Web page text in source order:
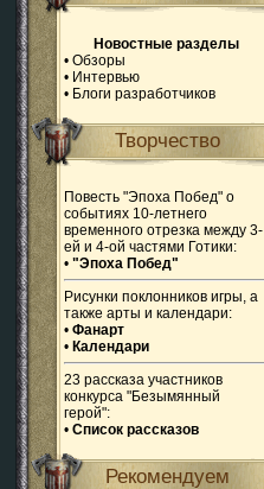
Новостные разделы
• Обзоры
• Интервью
• Блоги разработчиков
Творчество
Повесть "Эпоха Побед" о
событиях 10-летнего
временного отрезка между 3-
ей и 4-ой частями Готики:
• "Эпоха Побед"
Рисунки поклонников игры, а
также арты и календари:
• Фанарт
• Календари
23 рассказа участников
конкурса "Безымянный
герой":
• Список рассказов
Рекомендуем